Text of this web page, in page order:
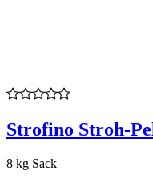
Strofino Stroh-
8 kg Sack